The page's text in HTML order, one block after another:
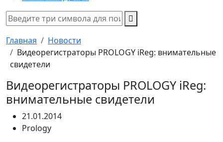
Главная
Новости
Видеорегистраторы PROLOGY iReg: внимательные
свидетели
Видеорегистраторы PROLOGY iReg:
внимательные свидетели
21.01.2014
Prology